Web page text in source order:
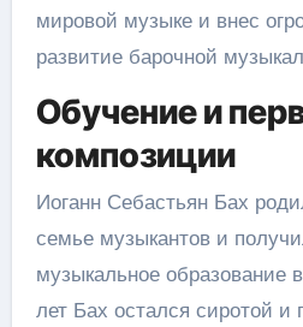
мировой музыке и внес
развитие барочной
Обучение и
композиции
Иоганн Себастьян Бах
семье музыкантов и
музыкальное образование
лет Бах остался сиротой и